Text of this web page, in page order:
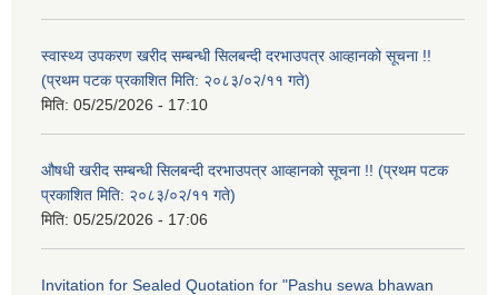
स्वास्थ्य उपकरण खरीद सम्बन्धी सिलबन्दी दरभाउपत्र आव्हानको सूचना !!
(प्रथम पटक प्रकाशित मिति: २०८३/०२/११ गते)
मिति: 05/25/2026 - 17:10
औषधी खरीद सम्बन्धी सिलबन्दी दरभाउपत्र आव्हानको सूचना !! (प्रथम पटक
प्रकाशित मिति: २०८३/०२/११ गते)
मिति: 05/25/2026 - 17:06
Invitation for Sealed Quotation for "Pashu sewa bhawan